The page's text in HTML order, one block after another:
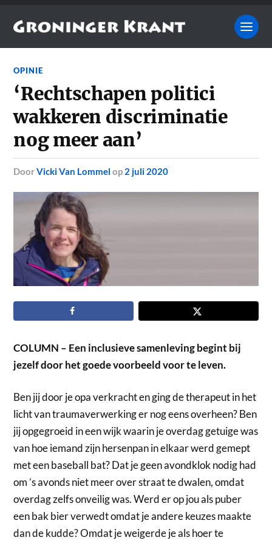
OPINIE
‘Rechtschapen politici
wakkeren discriminatie
nog meer aan’
doorVicki Van Lommel op 2 juli 2020
COLUMN – Een inclusieve samenleving begint bij
jezelf door het goede voorbeeld voor te leven.
Ben jij door je opa verkracht en ging de therapeut in het
licht van traumaverwerking er nog eens overheen? Ben
jij opgegroeid in een wijk waarin je overdag getuige was
van hoe iemand zijn hersenpan in elkaar werd gemept
met een baseball bat? Dat je geen avondklok nodig had
om ’s avonds niet meer over straat te dwalen, omdat
overdag zelfs onveilig was. Werd er op jou als puber
een bak bier verwedt omdat je andere keuzes maakte
dan de kudde? Omdat je weigerde je als hoer te